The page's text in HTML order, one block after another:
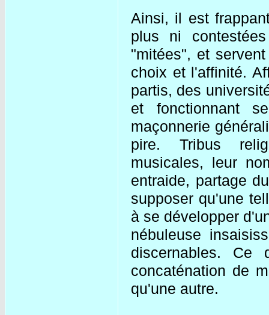
Ainsi, il est
plus ni
"mitées", et
choix et l'affinité.
partis, des
et fonctionnant
maçonnerie
pire. Tribus
musicales, leur
entraide, partage
supposer qu'une
à se développer
nébuleuse
discernables.
concaténation de
qu'une autre.